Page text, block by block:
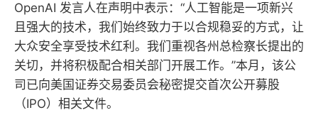
OpenAI 发言人在声明中表示：“人工智能是一项新兴
且强大的技术，我们始终致力于以合规稳妥的方式，让
大众安全享受技术红利。我们重视各州总检察长提出的
关切，并将积极配合相关部门开展工作。”本月，该公
司已向美国证券交易委员会秘密提交首次公开募股
（IPO）相关文件。